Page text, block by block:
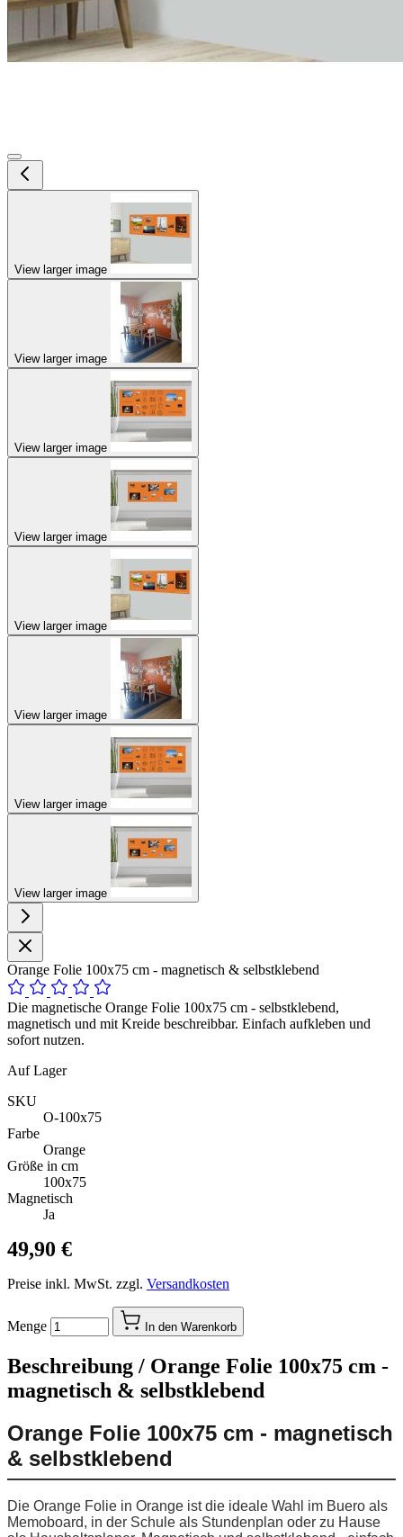
View larger image
View larger image
View larger image
View larger image
View larger image
View larger image
View larger image
View larger image
Orange Folie 100x75 cm - magnetisch & selbstklebend
Die magnetische Orange Folie 100x75 cm - selbstklebend,
magnetisch und mit Kreide beschreibbar. Einfach aufkleben und
sofort nutzen.
Auf Lager
SKU
O-100x75
Farbe
Orange
Größe in cm
100x75
Magnetisch
Ja
49,90 €
Preise inkl. MwSt. zzgl. Versandkosten
Menge In den Warenkorb
Beschreibung / Orange Folie 100x75 cm -
magnetisch & selbstklebend
Orange Folie 100x75 cm - magnetisch
& selbstklebend
Die Orange Folie in Orange ist die ideale Wahl im Buero als
Memoboard, in der Schule als Stundenplan oder zu Hause